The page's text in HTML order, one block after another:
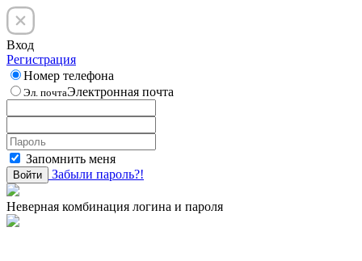
Вход
Регистрация
Номер телефона
Эл. почтаЭлектронная почта
Запомнить меня
Войти Забыли пароль?!
Неверная комбинация логина и пароля